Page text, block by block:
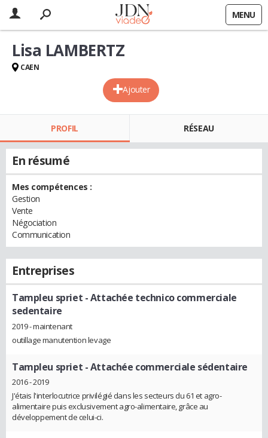
MENU
Ajouter
Lisa LAMBERTZ
CAEN
PROFIL RÉSEAU
En résumé
Mes compétences :
Gestion
Vente
Négociation
Communication
Entreprises
Tampleu spriet - Attachée technico commerciale
sedentaire
2019 - maintenant
outillage manutention levage
Tampleu spriet - Attachée commerciale sédentaire
2016 - 2019
J'étais l'interlocutrice privilégié dans les secteurs du 61 et agro-
alimentaire puis exclusivement agro-alimentaire, grâce au
développement de celui-ci.